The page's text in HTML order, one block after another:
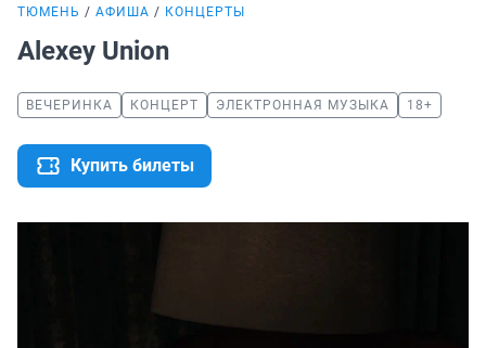
ТЮМЕНЬ АФИША КОНЦЕРТЫ
Alexey Union
ВЕЧЕРИНКА КОНЦЕРТ ЭЛЕКТРОННАЯ МУЗЫКА 18+
Купить билеты